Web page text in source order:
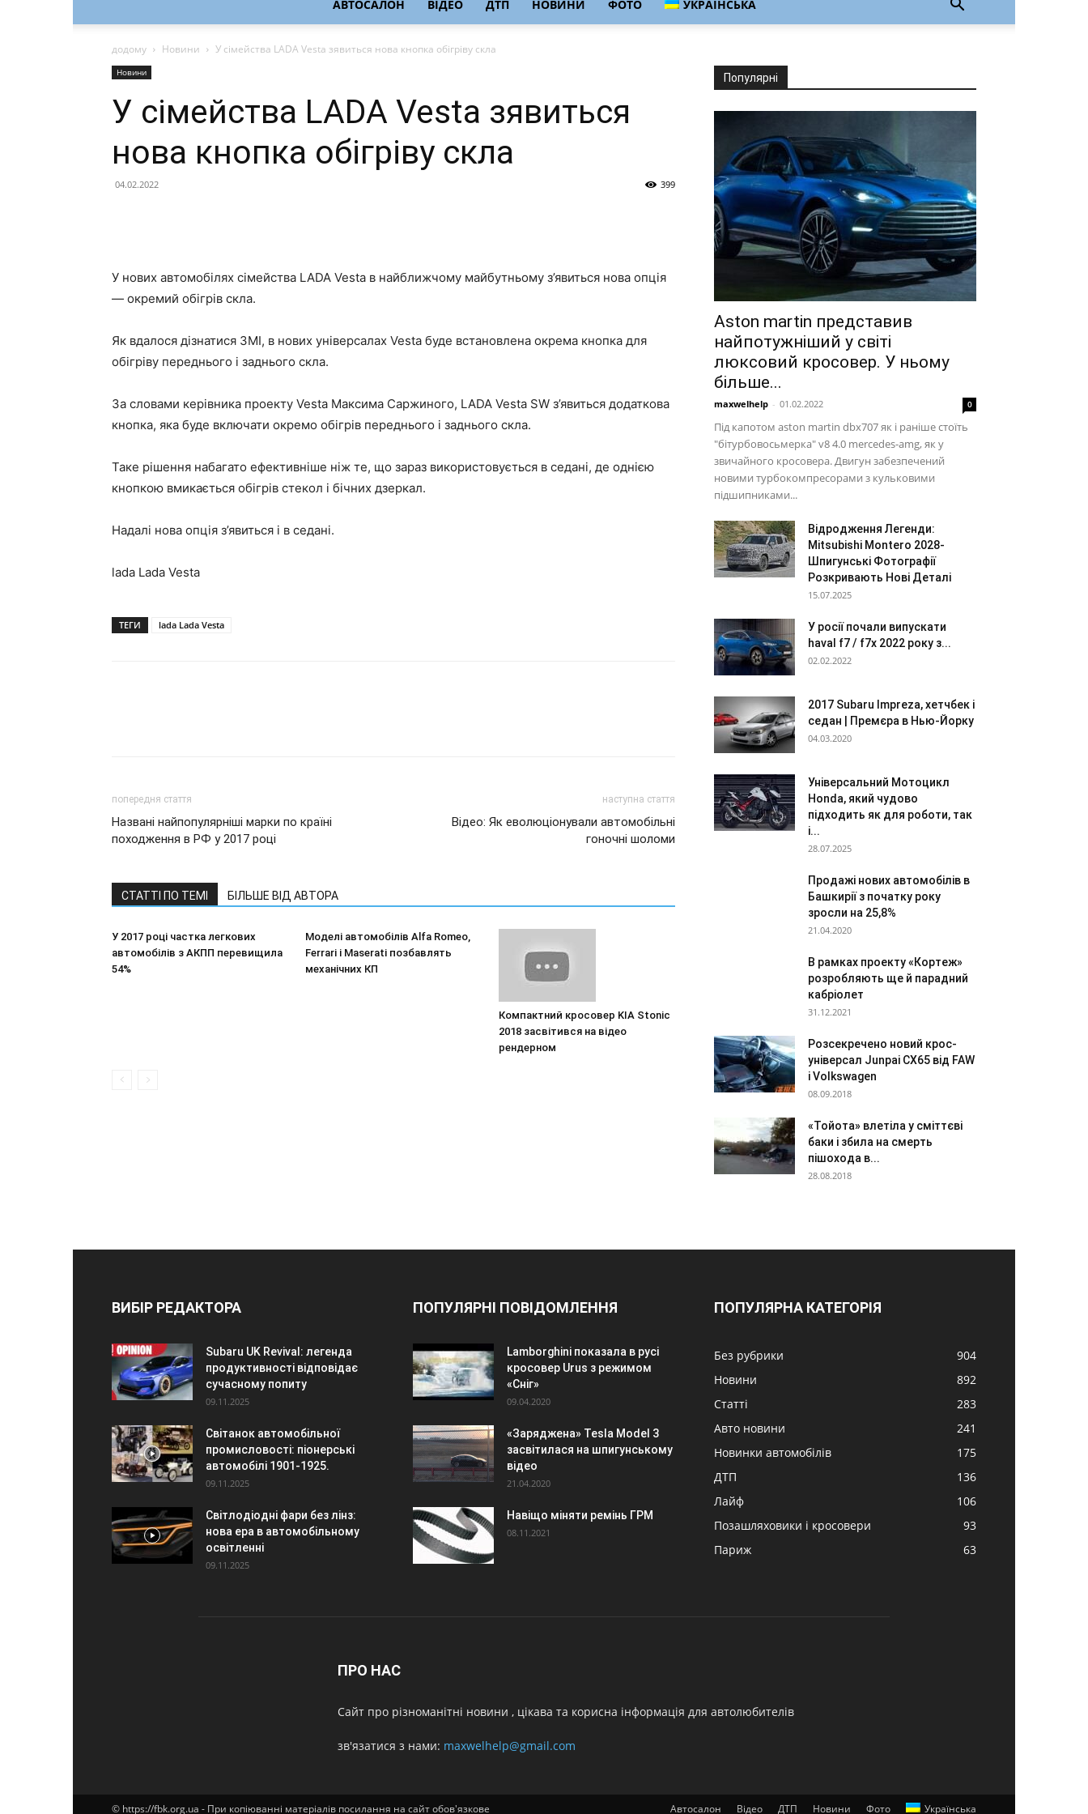
АВТОСАЛОН ВІДЕО ДТП НОВИНИ ФОТО УКРАЇНСЬКА
додому Новини У сімейства LADA Vesta зявиться нова кнопка обігріву скла
Новини
У сімейства LADA Vesta зявиться
нова кнопка обігріву скла
04.02.2022 399
У нових автомобілях сімейства LADA Vesta в найближчому майбутньому з’явиться нова опція
— окремий обігрів скла.
Як вдалося дізнатися ЗМІ, в нових універсалах Vesta буде встановлена окрема кнопка для
обігріву переднього і заднього скла.
За словами керівника проекту Vesta Максима Саржиного, LADA Vesta SW з’явиться додаткова
кнопка, яка буде включати окремо обігрів переднього і заднього скла.
Таке рішення набагато ефективніше ніж те, що зараз використовується в седані, де однією
кнопкою вмикається обігрів стекол і бічних дзеркал.
Надалі нова опція з’явиться і в седані.
lada Lada Vesta
ТЕГИ lada Lada Vesta
попередня стаття
Названі найпопулярніші марки по країні
походження в РФ у 2017 році
наступна стаття
Відео: Як еволюціонували автомобільні
гоночні шоломи
СТАТТІ ПО ТЕМІ БІЛЬШЕ ВІД АВТОРА
У 2017 році частка легкових
автомобілів з АКПП перевищила
54%
Моделі автомобілів Alfa Romeo,
Ferrari і Maserati позбавлять
механічних КП
Компактний кросовер KIA Stonic
2018 засвітився на відео
рендерном
Популярні
Aston martin представив
найпотужніший у світі
люксовий кросовер. У ньому
більше...
maxwelhelp - 01.02.2022 0
Під капотом aston martin dbx707 як і раніше стоїть
"бітурбовосьмерка" v8 4.0 mercedes-amg, як у
звичайного кросовера. Двигун забезпечений
новими турбокомпресорами з кульковими
підшипниками...
Відродження Легенди:
Mitsubishi Montero 2028-
Шпигунські Фотографії
Розкривають Нові Деталі
15.07.2025
У росії почали випускати
haval f7 / f7x 2022 року з...
02.02.2022
2017 Subaru Impreza, хетчбек і
седан | Премєра в Нью-Йорку
04.03.2020
Універсальний Мотоцикл
Honda, який чудово
підходить як для роботи, так
і...
28.07.2025
Продажі нових автомобілів в
Башкирії з початку року
зросли на 25,8%
21.04.2020
В рамках проекту «Кортеж»
розробляють ще й парадний
кабріолет
31.12.2021
Розсекречено новий крос-
універсал Junpai CX65 від FAW
і Volkswagen
08.09.2018
«Тойота» влетіла у сміттєві
баки і збила на смерть
пішохода в...
28.08.2018
ВИБІР РЕДАКТОРА
Subaru UK Revival: легенда
продуктивності відповідає
сучасному попиту
09.11.2025
Світанок автомобільної
промисловості: піонерські
автомобілі 1901-1925.
09.11.2025
Світлодіодні фари без лінз:
нова ера в автомобільному
освітленні
09.11.2025
ПОПУЛЯРНІ ПОВІДОМЛЕННЯ
Lamborghini показала в русі
кросовер Urus з режимом
«Сніг»
09.04.2020
«Заряджена» Tesla Model 3
засвітилася на шпигунському
відео
21.04.2020
Навіщо міняти ремінь ГРМ
08.11.2021
ПОПУЛЯРНА КАТЕГОРІЯ
Без рубрики
904
Новини
892
Статті
283
Авто новини
241
Новинки автомобілів
175
ДТП
136
Лайф
106
Позашляховики і кросовери
93
Париж
63
ПРО НАС
Cайт про різноманітні новини , цікава та корисна інформація для автолюбителів
зв'язатися з нами: maxwelhelp@gmail.com
Автосалон Відео ДТП Новини Фото Українська
© https://fbk.org.ua - При копіюванні матеріалів посилання на сайт обов'язкове